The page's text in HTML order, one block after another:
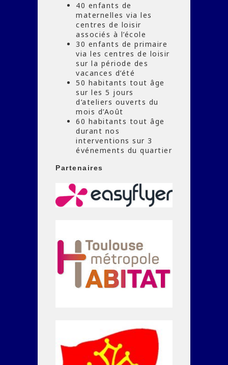
40 enfants de
maternelles via les
centres de loisir
associés à l’école
30 enfants de primaire
via les centres de loisir
sur la période des
vacances d’été
50 habitants tout âge
sur les 5 jours
d’ateliers ouverts du
mois d’Août
60 habitants tout âge
durant nos
interventions sur 3
événements du quartier
Partenaires